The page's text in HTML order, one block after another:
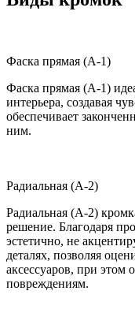
Фаска прямая (A-1)
Фаска прямая (A-1)
интерьера, создавая
обеспечивает
ним.
Радиальная (A-2)
Радиальная (A-2)
решение. Благодаря
эстетично, не
деталях, позволяя
аксессуаров, при этом
повреждениям.